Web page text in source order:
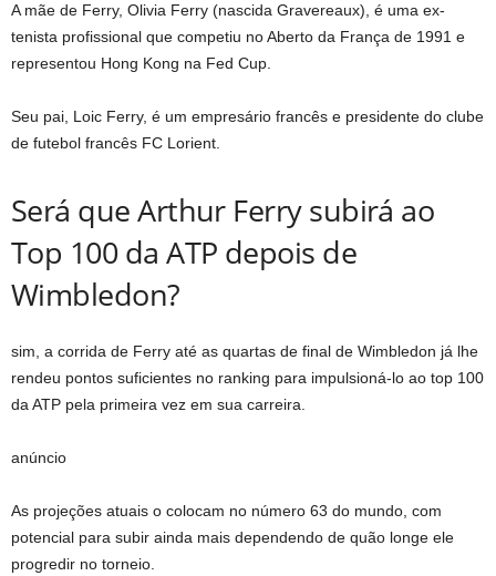
A mãe de Ferry, Olivia Ferry (nascida Gravereaux), é uma ex-
tenista profissional que competiu no Aberto da França de 1991 e
representou Hong Kong na Fed Cup.
Seu pai, Loic Ferry, é um empresário francês e presidente do clube
de futebol francês FC Lorient.
Será que Arthur Ferry subirá ao
Top 100 da ATP depois de
Wimbledon?
sim, a corrida de Ferry até as quartas de final de Wimbledon já lhe
rendeu pontos suficientes no ranking para impulsioná-lo ao top 100
da ATP pela primeira vez em sua carreira.
anúncio
As projeções atuais o colocam no número 63 do mundo, com
potencial para subir ainda mais dependendo de quão longe ele
progredir no torneio.